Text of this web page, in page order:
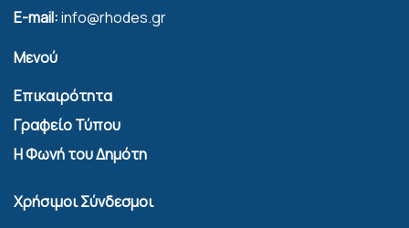
E-mail:info@rhodes.gr
Μενού
Επικαιρότητα
Γραφείο Τύπου
Η Φωνή του Δημότη
Χρήσιμοι Σύνδεσμοι